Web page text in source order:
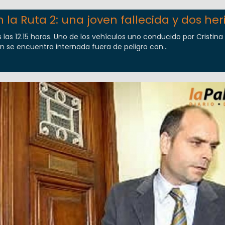
Ruta 2: una joven fallecida y dos
12.15 horas. Uno de los vehículos uno conducido por Cristina
se encuentra internada fuera de peligro con...